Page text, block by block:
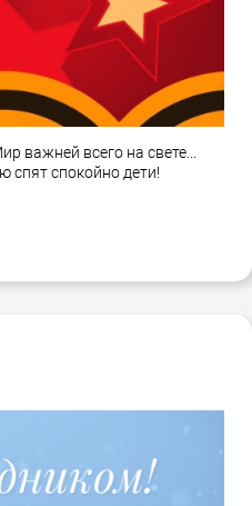
важней всего на свете...
спят спокойно дети!